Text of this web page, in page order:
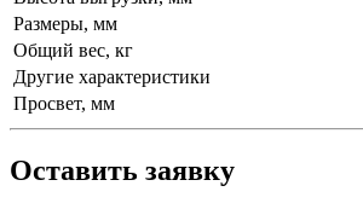
Размеры, мм
Общий вес, кг
Другие характеристики
Просвет, мм
Оставить заявку